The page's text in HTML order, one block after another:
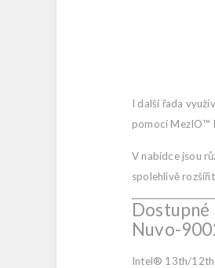
I další řada
pomocí MezIO™
V nabídce jsou
spolehlivě
Dostupné
Nuvo-
Intel® 13th/12th-